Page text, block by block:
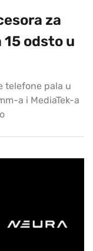
za
odsto u
telefone pala u
a i MediaTek-a